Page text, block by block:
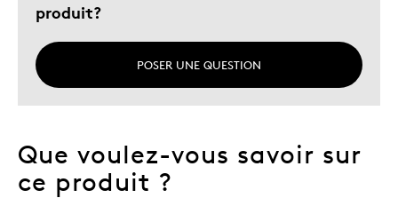
produit?
POSER UNE QUESTION
Que voulez-vous savoir sur
ce produit ?